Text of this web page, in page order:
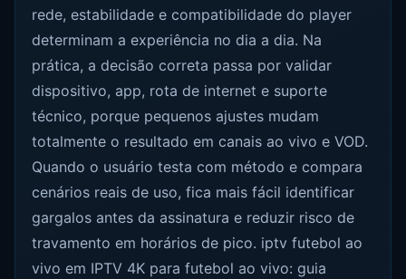
rede, estabilidade e compatibilidade do player
determinam a experiência no dia a dia. Na
prática, a decisão correta passa por validar
dispositivo, app, rota de internet e suporte
técnico, porque pequenos ajustes mudam
totalmente o resultado em canais ao vivo e VOD.
Quando o usuário testa com método e compara
cenários reais de uso, fica mais fácil identificar
gargalos antes da assinatura e reduzir risco de
travamento em horários de pico. iptv futebol ao
vivo em IPTV 4K para futebol ao vivo: guia